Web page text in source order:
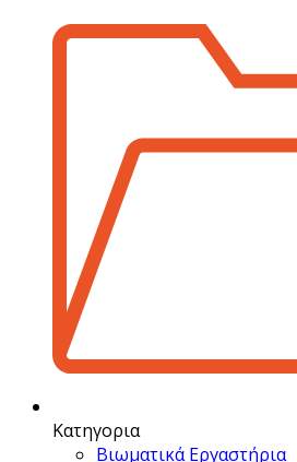
Κατηγορια
Βιωματικά Εργαστήρια